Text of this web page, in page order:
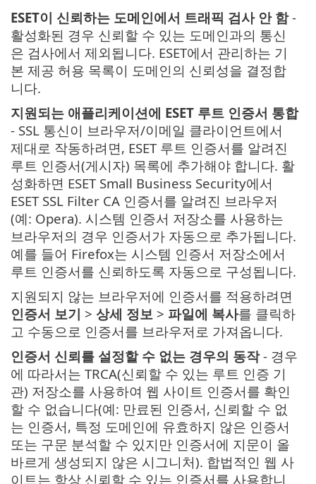
ESET이 신뢰하는 도메인에서 트래픽 검사 안 함-
활성화된 경우 신뢰할 수 있는 도메인과의 통신
은 검사에서 제외됩니다. ESET에서 관리하는 기
본 제공 허용 목록이 도메인의 신뢰성을 결정합
니다.
지원되는 애플리케이션에 ESET 루트 인증서 통합
- SSL 통신이 브라우저/이메일 클라이언트에서
제대로 작동하려면, ESET 루트 인증서를 알려진
루트 인증서(게시자) 목록에 추가해야 합니다. 활
성화하면 ESET Small Business Security에서
ESET SSL Filter CA 인증서를 알려진 브라우저
(예: Opera). 시스템 인증서 저장소를 사용하는
브라우저의 경우 인증서가 자동으로 추가됩니다.
예를 들어 Firefox는 시스템 인증서 저장소에서
루트 인증서를 신뢰하도록 자동으로 구성됩니다.
지원되지 않는 브라우저에 인증서를 적용하려면
인증서 보기 > 상세 정보 > 파일에 복사를 클릭하
고 수동으로 인증서를 브라우저로 가져옵니다.
인증서 신뢰를 설정할 수 없는 경우의 동작- 경우
에 따라서는 TRCA(신뢰할 수 있는 루트 인증 기
관) 저장소를 사용하여 웹 사이트 인증서를 확인
할 수 없습니다(예: 만료된 인증서, 신뢰할 수 없
는 인증서, 특정 도메인에 유효하지 않은 인증서
또는 구문 분석할 수 있지만 인증서에 지문이 올
바르게 생성되지 않은 시그니처). 합법적인 웹 사
이트는 항상 신뢰할 수 있는 인증서를 사용합니